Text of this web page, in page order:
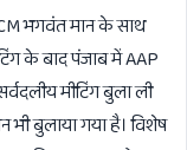
भगवंत मान के साथ
के बाद पंजाब में AAP
मीटिंग बुला ली
बुलाया गया है। विशेष